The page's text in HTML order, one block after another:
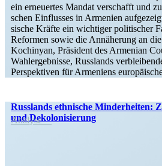
ein erneu­ertes Mandat verschafft und
schen Einflusses in Armenien
sische Kräfte ein wichtiger politi­scher
Reformen sowie die Annäherung an
Kochinyan, Präsident des Armenian
Wahler­geb­nisse, Russlands
Perspek­tiven für Armeniens
Russ­lands eth­ni­sche Min­der­hei­ten:
und Dekolonisierung
Analyse